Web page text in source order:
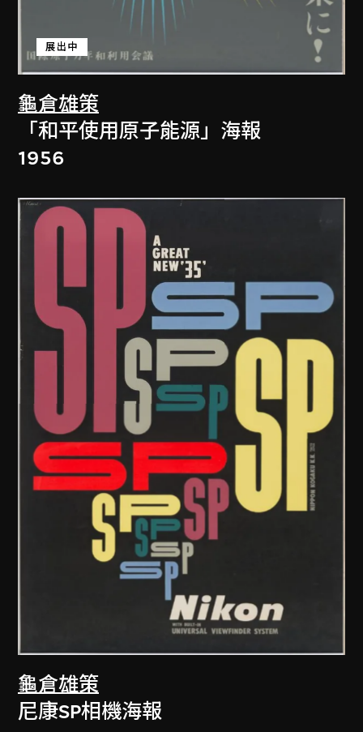
龜倉雄策
展出中
「和平使用原子能源」海報
1956
龜倉雄策
尼康SP相機海報